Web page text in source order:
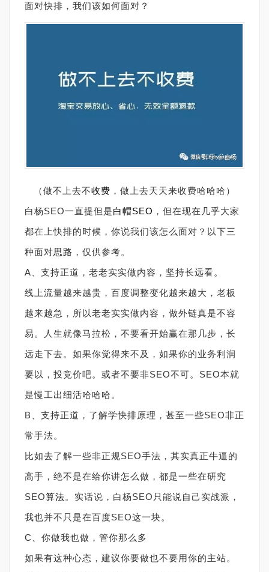
面对快排，我们该如何面对？
（做不上去不收费 ，做上去天天来收费哈哈哈）
白杨SEO一直提但是白帽SEO ，但在现在几乎大家
都在上快排的时候，你说我们该怎么面对？以下三
种面对思路 ，仅供参考。
A、支持正道，老老实实做内容，坚持长远看。
线上流量越来越贵，百度调整变化越来越大，老板
越来越急，所以老老实实做内容，做外链真是不容
易。人生就像马拉松，不要看开始赢在那几步，长
远走下去。如果你觉得来不及，如果你的业务利润
要以，投竞价吧。或者不要非SEO不可。SEO本就
是慢工出细活哈哈哈。
B、支持正道，了解学快排原理，甚至一些SEO非正
常手法。
比如去了解一些非正规SEO手法，其实真正牛逼的
高手，绝不是在给你讲怎么做，都是一些在研究
SEO算法。实话说，白杨SEO只能说自己实战派，
我也并不只是在百度SEO这一块。
C、你做我也做，管你那么多
如果有这种心态，建议你要做也不要用你的主站。